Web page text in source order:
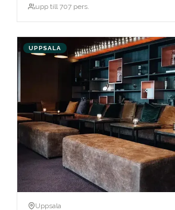
upp till 707 pers.
UPPSALA
Uppsala